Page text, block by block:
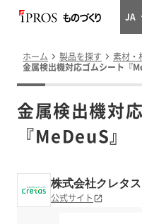
JA
ホーム 製品を探す 素材・
金属検出機対応ゴムシート『
金属検出機対
『MeDeuS』
株式会社クレタス
公式サイト